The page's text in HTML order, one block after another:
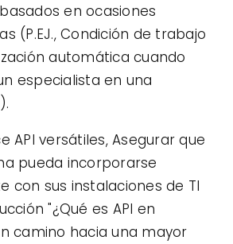
​​en ocasiones
(P.EJ., Condición de trabajo
automática cuando
especialista en una
API versátiles, Asegurar que
pueda incorporarse
con sus instalaciones de TI
"¿Qué es API en
camino hacia una mayor